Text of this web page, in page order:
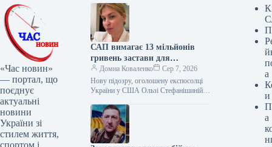
«Час новин»
— портал, що
поєднує
актуальні
новини
України зі
стилем життя,
спортом і
САП вимагає 13 мільйонів
гривень застави для
Стефанішиної
Домна Коваленко
Сер 7, 2026
Нову підозру, оголошену експосолці
України у США Ользі Стефанішиній,
час судового засідання розповів
прокурор…
а
и
а